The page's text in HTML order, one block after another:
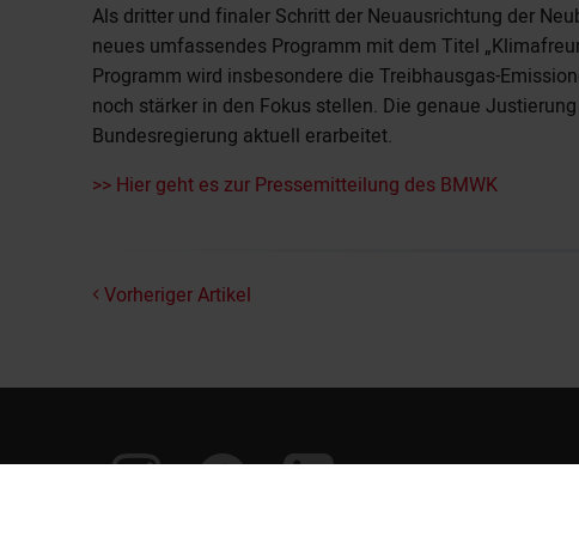
Als dritter und finaler Schritt der Neuausrichtung der
neues umfassendes Programm mit dem Titel
Programm wird insbesondere die Treibhausgas-
noch stärker in den Fokus stellen. Die genaue
Bundesregierung aktuell erarbeitet.
>> Hier geht es zur Pressemitteilung des BMWK
Vorheriger Artikel